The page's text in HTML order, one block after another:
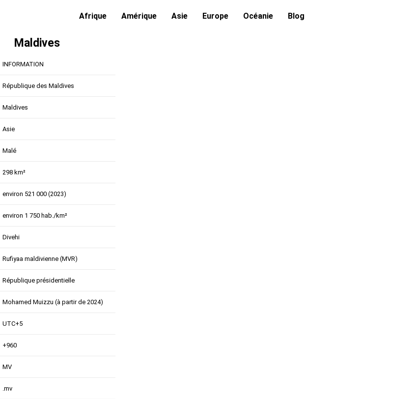
Afrique Amérique Asie Europe Océanie Blog
Maldives
INFORMATION
République des Maldives
Maldives
Asie
Malé
298 km²
environ 521 000 (2023)
environ 1 750 hab./km²
Divehi
Rufiyaa maldivienne (MVR)
République présidentielle
Mohamed Muizzu (à partir de 2024)
UTC+5
+960
MV
.mv